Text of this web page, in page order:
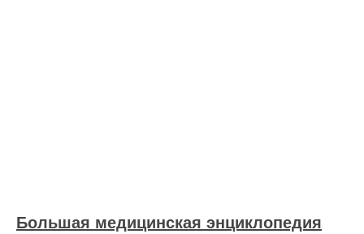
Большая медицинская энциклопедия